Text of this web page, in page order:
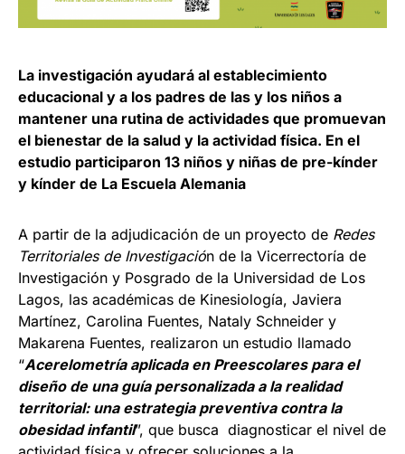
La investigación ayudará al establecimiento
educacional y a los padres de las y los niños a
mantener una rutina de actividades que promuevan
el bienestar de la salud y la actividad física. En el
estudio participaron 13 niños y niñas de pre-kínder
y kínder de La Escuela Alemania
A partir de la adjudicación de un proyecto de Redes
Territoriales de Investigación de la Vicerrectoría de
Investigación y Posgrado de la Universidad de Los
Lagos, las académicas de Kinesiología, Javiera
Martínez, Carolina Fuentes, Nataly Schneider y
Makarena Fuentes, realizaron un estudio llamado
“Acerelometría aplicada en Preescolares para el
diseño de una guía personalizada a la realidad
territorial: una estrategia preventiva contra la
obesidad infantil”, que busca diagnosticar el nivel de